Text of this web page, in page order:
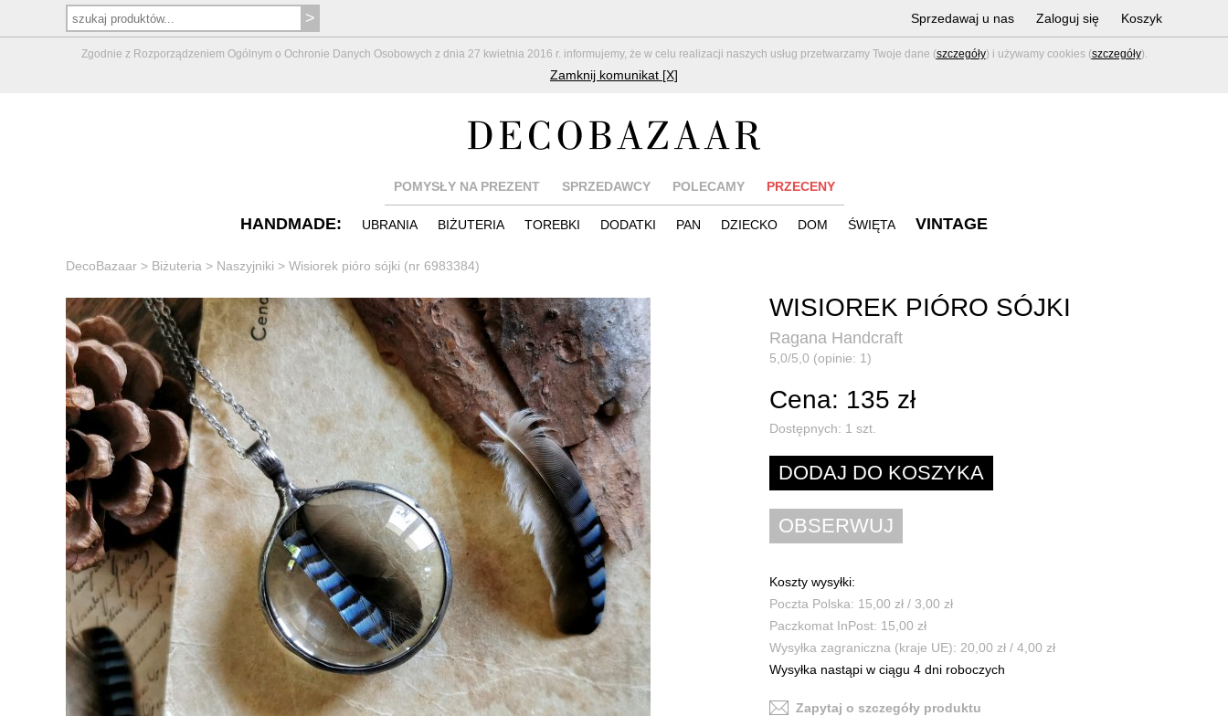
Zgodnie z Rozporządzeniem Ogólnym o Ochronie Danych Osobowych z dnia 27 kwietnia 2016 r. informujemy, że w celu realizacji naszych usług przetwarzamy Twoje dane (szczegóły) i używamy cookies (szczegóły).
Zamknij komunikat [X]
Sprzedawaj u nas Zaloguj się Koszyk
POMYSŁY NA PREZENT SPRZEDAWCY POLECAMY PRZECENY
HANDMADE: UBRANIA BIŻUTERIA TOREBKI DODATKI PAN DZIECKO DOM ŚWIĘTA VINTAGE
DecoBazaar > Biżuteria > Naszyjniki > Wisiorek pióro sójki (nr 6983384)
WISIOREK PIÓRO SÓJKI
Ragana Handcraft
5,0/5,0 (opinie: 1)
Cena: 135 zł
Dostępnych: 1 szt.
Koszty wysyłki:
Poczta Polska: 15,00 zł / 3,00 zł
Paczkomat InPost: 15,00 zł
Wysyłka zagraniczna (kraje UE): 20,00 zł / 4,00 zł
Wysyłka nastąpi w ciągu 4 dni roboczych
Zapytaj o szczegóły produktu